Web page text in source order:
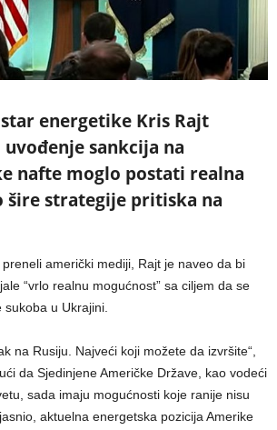
energetike Kris Rajt
sankcija na
nafte moglo postati realna
šire strategije pritiska na
američki mediji, Rajt je naveo da bi
“vrlo realnu mogućnost” sa ciljem da se
sukoba u Ukrajini.
na Rusiju. Najveći koji možete da izvršite“,
da Sjedinjene Američke Države, kao vodeći
sada imaju mogućnosti koje ranije nisu
aktuelna energetska pozicija Amerike